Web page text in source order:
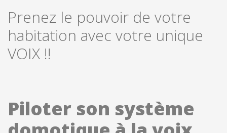
Prenez le pouvoir de votre
habitation avec votre unique
VOIX !!
Piloter son système